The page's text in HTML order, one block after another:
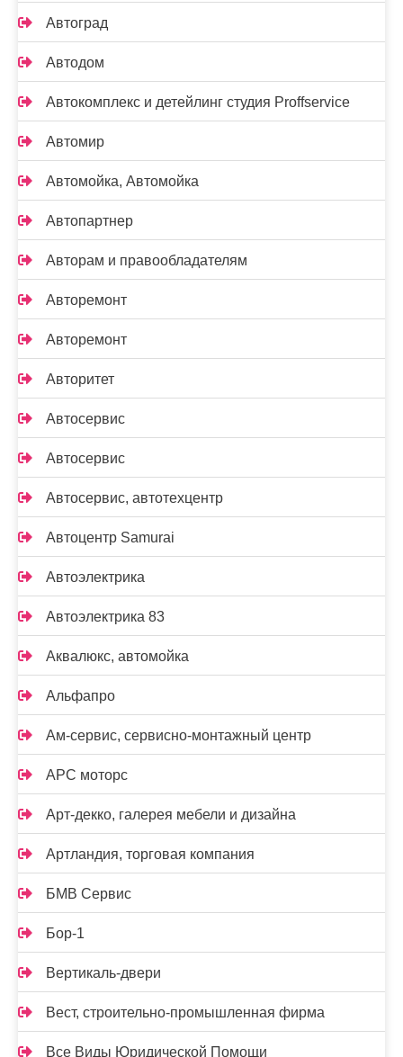
Автоград
Автодом
Автокомплекс и детейлинг студия Proffservice
Автомир
Автомойка, Автомойка
Автопартнер
Авторам и правообладателям
Авторемонт
Авторемонт
Авторитет
Автосервис
Автосервис
Автосервис, автотехцентр
Автоцентр Samurai
Автоэлектрика
Автоэлектрика 83
Аквалюкс, автомойка
Альфапро
Ам-сервис, сервисно-монтажный центр
АРС моторс
Арт-декко, галерея мебели и дизайна
Артландия, торговая компания
БМВ Сервис
Бор-1
Вертикаль-двери
Вест, строительно-промышленная фирма
Все Виды Юридической Помощи